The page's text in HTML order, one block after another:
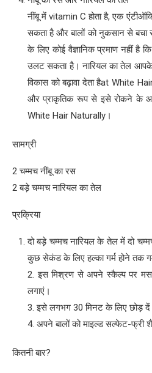
नींबू में vitamin C होता है, एक
सकता है और बालों को नुकसान से बचा
के लिए कोई वैज्ञानिक प्रमाण नहीं है
उलट सकता है। नारियल का तेल आपके
विकास को बढ़ावा देता हैat White
और प्राकृतिक रूप से इसे रोकने के
White Hair Naturally।
सामग्री
2 चम्मच नींबू का रस
2 बड़े चम्मच नारियल का तेल
प्रक्रिया
दो बड़े चम्मच नारियल के तेल में दो
कुछ सेकंड के लिए हल्का गर्म होने तक
2. इस मिश्रण से अपने स्कैल्प पर
लगाएं।
3. इसे लगभग 30 मिनट के लिए छोड़
4. अपने बालों को माइल्ड सल्फेट-फ्री
कितनी बार?